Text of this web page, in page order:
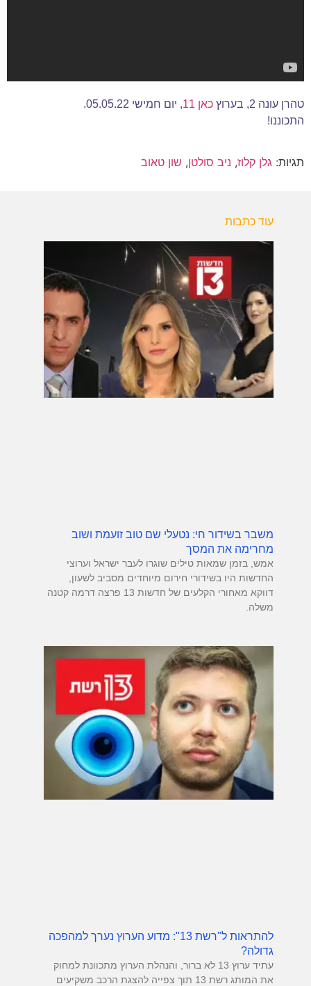
טהרן עונה 2, בערוץ כאן 11
, יום חמישי 05.05.22.
התכוננו!
תגיות: גלן קלוז, ניב סולטן, שון טאוב
עוד כתבות
משבר בשידור חי: נטעלי שם טוב זועמת ושוב
מחרימה את המסך
אמש, בזמן שמאות טילים שוגרו לעבר ישראל וערוצי
החדשות היו בשידורי חירום מיוחדים מסביב לשעון,
דווקא מאחורי הקלעים של חדשות 13 פרצה דרמה קטנה
משלה.
להתראות ל"רשת 13": מדוע הערוץ נערך למהפכה
גדולה?
עתיד ערוץ 13 לא ברור, והנהלת הערוץ מתכוונת למחוק
את המותג רשת 13 תוך צפייה להצגת הרכב משקיעים